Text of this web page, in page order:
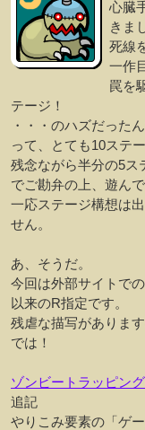
心臓
きま
死線
一作
罠を
テージ！
・・・のハズだった
って、とても10ステ
残念ながら半分の5ス
でご勘弁の上、遊んで
一応ステージ構想は
せん。
あ、そうだ。
今回は外部サイトで
以来のR指定です。
残虐な描写がありま
では！
ゾンビートラッピン
追記
やりこみ要素の「ゲ